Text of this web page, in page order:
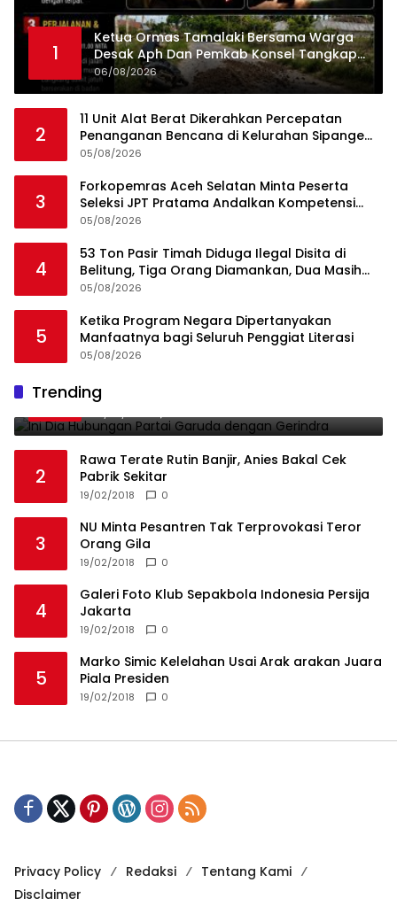
1
Ketua Ormas Tamalaki Bersama Warga
Desak Aph Dan Pemkab Konsel Tangkap
Pelaku Angkut Cangkang Sawit Overload,
Truk PT KAP Melintas Jalan Umum
06/08/2026
2
11 Unit Alat Berat Dikerahkan Percepatan
Penanganan Bencana di Kelurahan Sipange
Kecamatan Tukka
05/08/2026
3
Forkopemras Aceh Selatan Minta Peserta
Seleksi JPT Pratama Andalkan Kompetensi
dan Integritas, Bukan Kedekatan
05/08/2026
4
53 Ton Pasir Timah Diduga Ilegal Disita di
Belitung, Tiga Orang Diamankan, Dua Masih
Diburu
05/08/2026
5
Ketika Program Negara Dipertanyakan
Manfaatnya bagi Seluruh Penggiat Literasi
05/08/2026
Trending
1
Gerindra
2
Rawa Terate Rutin Banjir, Anies Bakal Cek
Pabrik Sekitar
19/02/2018 0
3
NU Minta Pesantren Tak Terprovokasi Teror
Orang Gila
19/02/2018 0
4
Galeri Foto Klub Sepakbola Indonesia Persija
Jakarta
19/02/2018 0
5
Marko Simic Kelelahan Usai Arak arakan Juara
Piala Presiden
19/02/2018 0
Privacy Policy Redaksi
Tentang Kami
Disclaimer